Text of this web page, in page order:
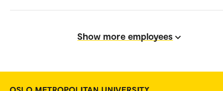
Show more employees